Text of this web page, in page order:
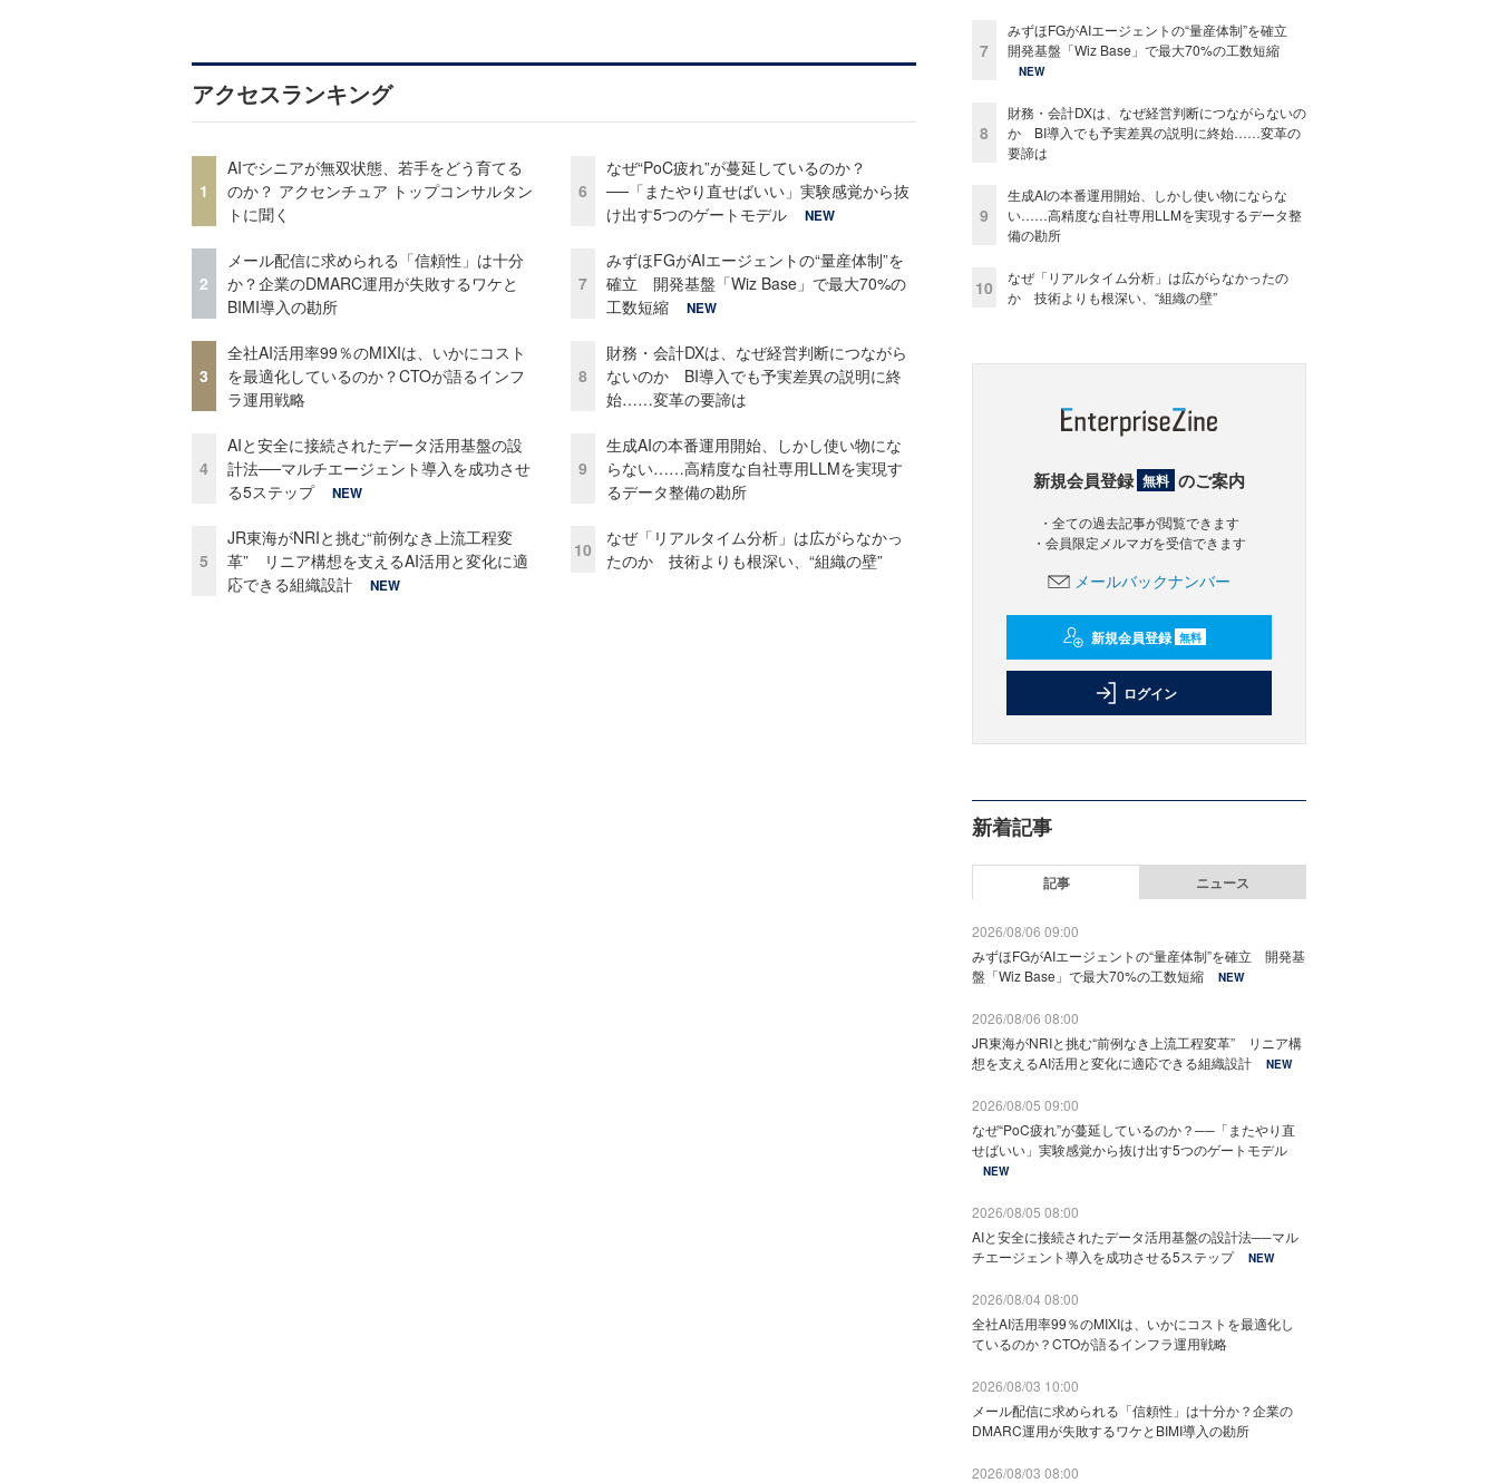
アクセスランキング
1
AIでシニアが無双状態、若手をどう育てる
のか？ アクセンチュア トップコンサルタン
トに聞く
2
メール配信に求められる「信頼性」は十分
か？企業のDMARC運用が失敗するワケと
BIMI導入の勘所
3
全社AI活用率99％のMIXIは、いかにコスト
を最適化しているのか？CTOが語るインフ
ラ運用戦略
4
AIと安全に接続されたデータ活用基盤の設
計法──マルチエージェント導入を成功させ
る5ステップ
NEW
5
JR東海がNRIと挑む“前例なき上流工程変
革” リニア構想を支えるAI活用と変化に適
応できる組織設計
NEW
6
なぜ“PoC疲れ”が蔓延しているのか？
──「またやり直せばいい」実験感覚から抜
け出す5つのゲートモデル
NEW
7
みずほFGがAIエージェントの“量産体制”を
確立 開発基盤「Wiz Base」で最大70%の
工数短縮
NEW
8
財務・会計DXは、なぜ経営判断につながら
ないのか BI導入でも予実差異の説明に終
始……変革の要諦は
9
生成AIの本番運用開始、しかし使い物にな
らない……高精度な自社専用LLMを実現す
るデータ整備の勘所
10
なぜ「リアルタイム分析」は広がらなかっ
たのか 技術よりも根深い、“組織の壁”
7
みずほFGがAIエージェントの“量産体制”を確立
開発基盤「Wiz Base」で最大70%の工数短縮
NEW
8
財務・会計DXは、なぜ経営判断につながらないの
か BI導入でも予実差異の説明に終始……変革の
要諦は
9
生成AIの本番運用開始、しかし使い物にならな
い……高精度な自社専用LLMを実現するデータ整
備の勘所
10
なぜ「リアルタイム分析」は広がらなかったの
か 技術よりも根深い、“組織の壁”
新規会員登録 無料 のご案内
・全ての過去記事が閲覧できます
・会員限定メルマガを受信できます
メールバックナンバー
新規会員登録 無料
ログイン
新着記事
記事 ニュース
2026/08/06 09:00
みずほFGがAIエージェントの“量産体制”を確立 開発基
盤「Wiz Base」で最大70%の工数短縮
NEW
2026/08/06 08:00
JR東海がNRIと挑む“前例なき上流工程変革” リニア構
想を支えるAI活用と変化に適応できる組織設計
NEW
2026/08/05 09:00
なぜ“PoC疲れ”が蔓延しているのか？──「またやり直
せばいい」実験感覚から抜け出す5つのゲートモデル
NEW
2026/08/05 08:00
AIと安全に接続されたデータ活用基盤の設計法──マル
チエージェント導入を成功させる5ステップ
NEW
2026/08/04 08:00
全社AI活用率99％のMIXIは、いかにコストを最適化し
ているのか？CTOが語るインフラ運用戦略
2026/08/03 10:00
メール配信に求められる「信頼性」は十分か？企業の
DMARC運用が失敗するワケとBIMI導入の勘所
2026/08/03 08:00